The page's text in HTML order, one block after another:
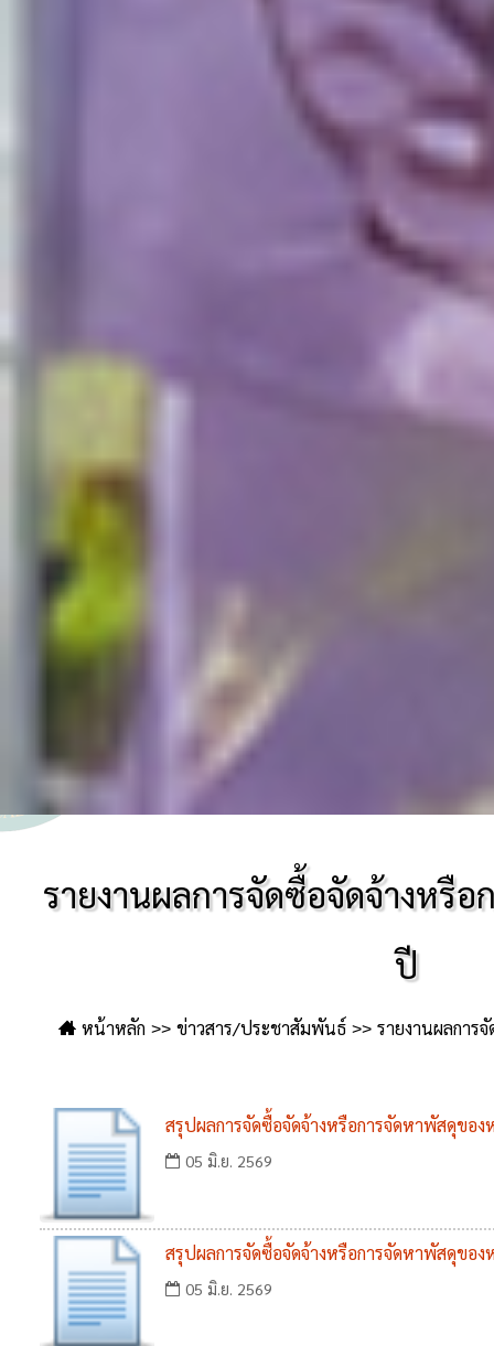
รายงานผลการจัดซื้อจัดจ้างหรื
ปี
หน้าหลัก ข่าวสาร/ประชาสัมพันธ์ รายงานผลการ
สรุปผลการจัดซื้อจัดจ้างหรือการจัดหาพัสดุขอ
05 มิ.ย. 2569
สรุปผลการจัดซื้อจัดจ้างหรือการจัดหาพัสดุขอ
05 มิ.ย. 2569